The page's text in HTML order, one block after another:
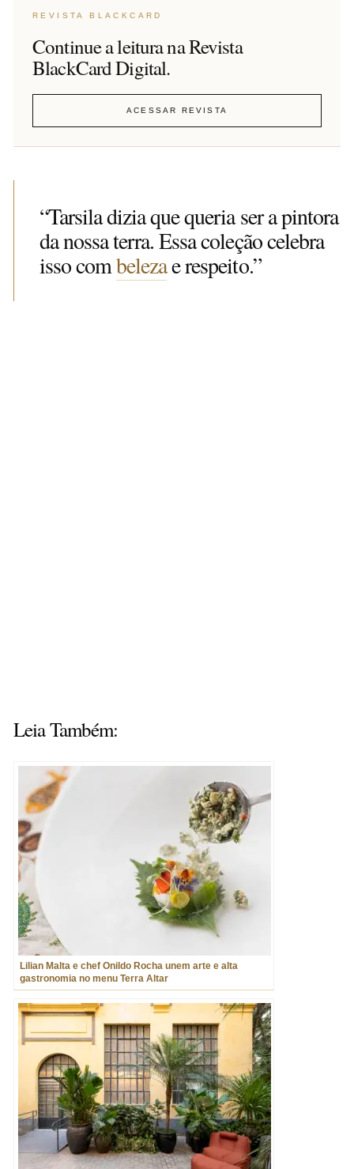
REVISTA BLACKCARD
Continue a leitura na Revista
BlackCard Digital.
ACESSAR REVISTA
“Tarsila dizia que queria ser a pintora
da nossa terra. Essa coleção celebra
isso combelezae respeito.”
Leia Também:
Lilian Malta e chef Onildo Rocha unem arte e alta
gastronomia no menu Terra Altar